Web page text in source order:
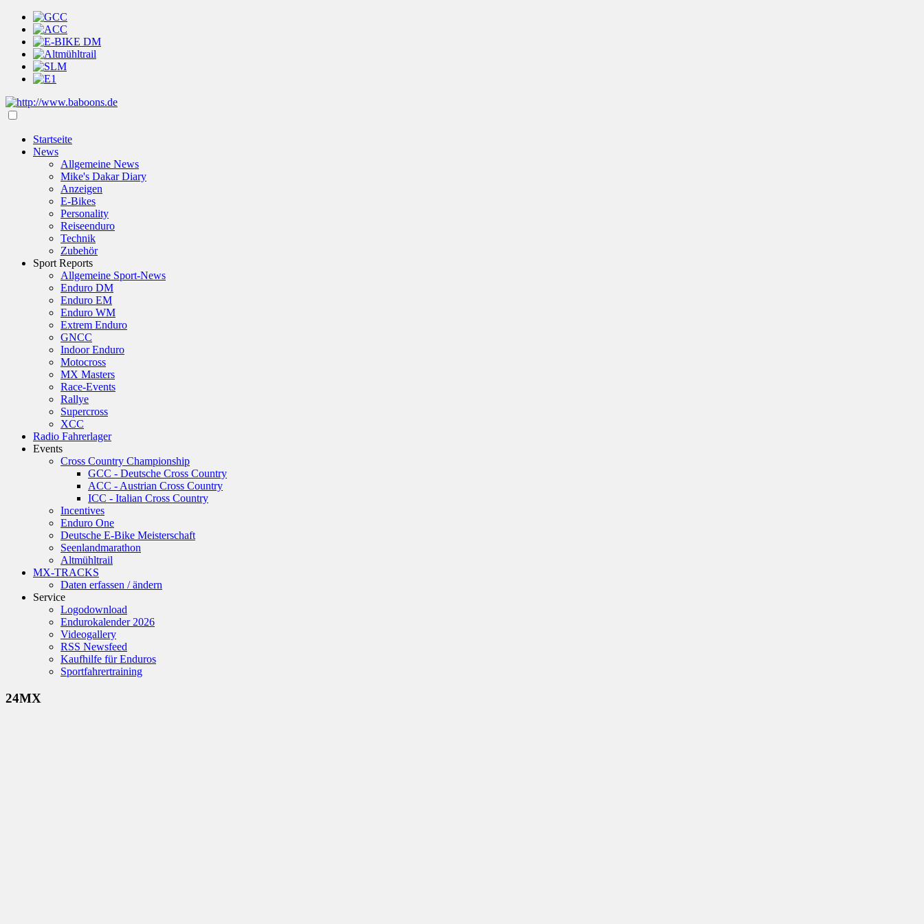
Startseite
News
Allgemeine News
Mike's Dakar Diary
Anzeigen
E-Bikes
Personality
Reiseenduro
Technik
Zubehör
Sport Reports
Allgemeine Sport-News
Enduro DM
Enduro EM
Enduro WM
Extrem Enduro
GNCC
Indoor Enduro
Motocross
MX Masters
Race-Events
Rallye
Supercross
XCC
Radio Fahrerlager
Events
Cross Country Championship
GCC - Deutsche Cross Country
ACC - Austrian Cross Country
ICC - Italian Cross Country
Incentives
Enduro One
Deutsche E-Bike Meisterschaft
Seenlandmarathon
Altmühltrail
MX-TRACKS
Daten erfassen / ändern
Service
Logodownload
Endurokalender 2026
Videogallery
RSS Newsfeed
Kaufhilfe für Enduros
Sportfahrertraining
24MX